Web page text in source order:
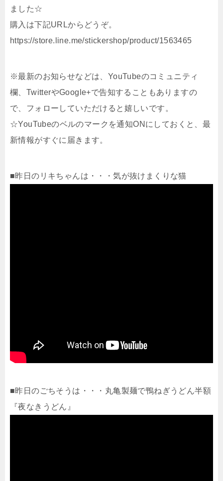
ました☆
購入は下記URLからどうぞ。
https://store.line.me/stickershop/product/1563465
※最新のお知らせなどは、YouTubeのコミュニティ
欄、TwitterやGoogle+で告知することもありますの
で、フォローしていただけると嬉しいです。
☆YouTubeのベルのマークを通知ONにしておくと、最
新情報がすぐに届きます。
■昨日のリキちゃんは・・・気が抜けまくりな猫
■昨日のごちそうは・・・丸亀製麺で鴨ねぎうどん半額
『夜なきうどん』